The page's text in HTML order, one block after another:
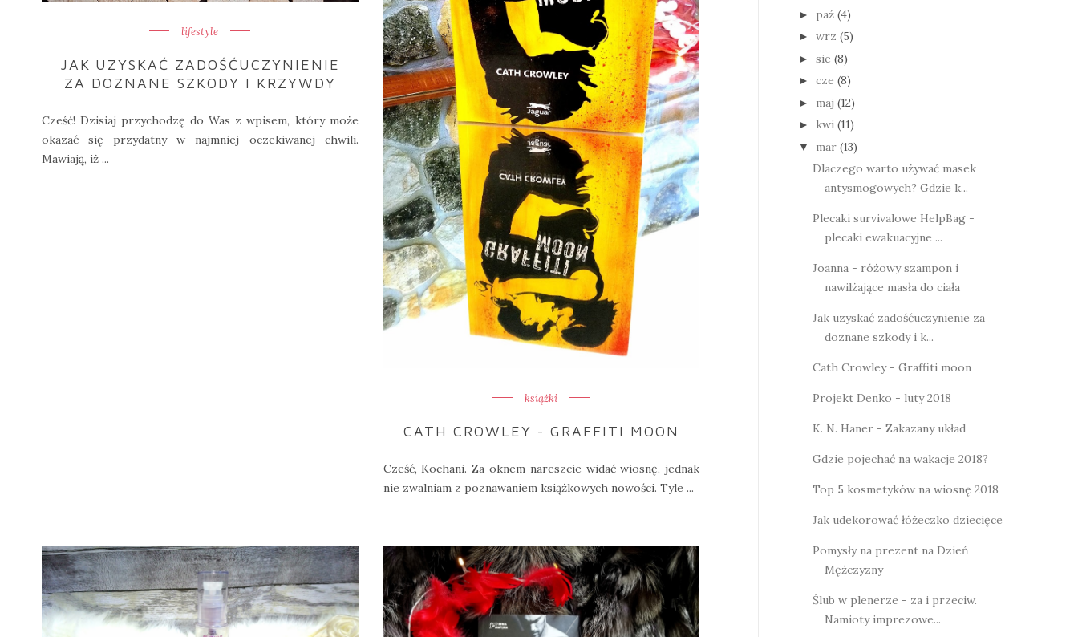
lifestyle
JAK UZYSKAĆ ZADOŚĆUCZYNIENIE
ZA DOZNANE SZKODY I KRZYWDY
Cześć! Dzisiaj przychodzę do Was z wpisem, który może
okazać się przydatny w najmniej oczekiwanej chwili.
Mawiają, iż ...
książki
CATH CROWLEY - GRAFFITI MOON
Cześć, Kochani. Za oknem nareszcie widać wiosnę, jednak
nie zwalniam z poznawaniem książkowych nowości. Tyle ...
► paź (4)
► wrz (5)
► sie (8)
► cze (8)
► maj (12)
► kwi (11)
▼ mar (13)
Dlaczego warto używać masek
antysmogowych? Gdzie k...
Plecaki survivalowe HelpBag -
plecaki ewakuacyjne ...
Joanna - różowy szampon i
nawilżające masła do ciała
Jak uzyskać zadośćuczynienie za
doznane szkody i k...
Cath Crowley - Graffiti moon
Projekt Denko - luty 2018
K. N. Haner - Zakazany układ
Gdzie pojechać na wakacje 2018?
Top 5 kosmetyków na wiosnę 2018
Jak udekorować łóżeczko dziecięce
Pomysły na prezent na Dzień
Mężczyzny
Ślub w plenerze - za i przeciw.
Namioty imprezowe...